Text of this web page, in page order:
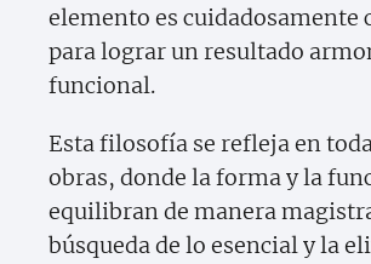
elemento es cuidadosamente
para lograr un resultado
funcional.
Esta filosofía se refleja en
obras, donde la forma y la
equilibran de manera
búsqueda de lo esencial y la